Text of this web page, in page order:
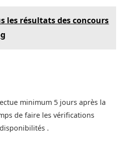
les résultats des concours
minimum 5 jours après la
de faire les vérifications
.